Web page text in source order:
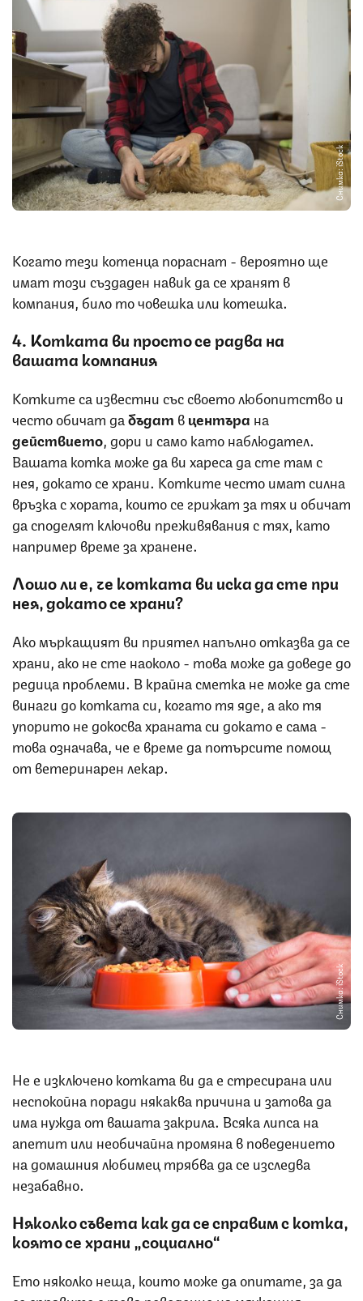
Снимка: iStock
Когато тези котенца пораснат - вероятно ще
имат този създаден навик да се хранят в
компания, било то човешка или котешка.
4. Котката ви просто се радва на
вашата компания
Котките са известни със своето любопитство и
често обичат дабъдат вцентъра на
действието , дори и само като наблюдател.
Вашата котка може да ви хареса да сте там с
нея, докато се храни. Котките често имат силна
връзка с хората, които се грижат за тях и обичат
да споделят ключови преживявания с тях, като
например време за хранене.
Лошо ли е, че котката ви иска да сте при
нея, докато се храни?
Ако мъркащият ви приятел напълно отказва да се
храни, ако не сте наоколо - това може да доведе до
редица проблеми. В крайна сметка не може да сте
винаги до котката си, когато тя яде, а ако тя
упорито не докосва храната си докато е сама -
това означава, че е време да потърсите помощ
от ветеринарен лекар.
Снимка: iStock
Не е изключено котката ви да е стресирана или
неспокойна поради някаква причина и затова да
има нужда от вашата закрила. Всяка липса на
апетит или необичайна промяна в поведението
на домашния любимец трябва да се изследва
незабавно.
Няколко съвета как да се справим с котка,
която се храни „социално“
Ето няколко неща, които може да опитате, за да